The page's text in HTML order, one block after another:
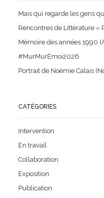
Mais qui regarde les gens
Rencontres de Littérature «
Mémoire des années 1990
#MurMurÉmoi2026
Portrait de Noémie Calais
CATÉGORIES
Intervention
En travail
Collaboration
Exposition
Publication